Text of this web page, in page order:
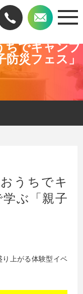
ちでキャンプ
災フェス」
うちでキ
ぶ「親子
上がる体験型イベ